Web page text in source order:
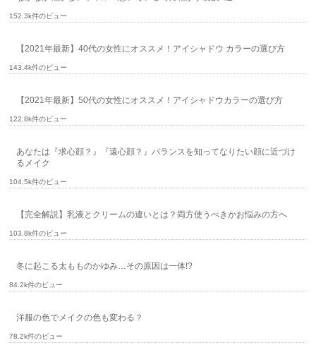
152.3k件のビュー
【2021年最新】40代の女性にオススメ！アイシャドウ カラーの選び方
143.4k件のビュー
【2021年最新】50代の女性にオススメ！アイシャドウカラーの選び方
122.8k件のビュー
あなたは『求心顔？』『遠心顔？』バランスを知ってなりたい顔に近づけ
るメイク
104.5k件のビュー
【完全解説】乳液とクリームの違いとは？両方使うべきかお悩みの方へ
103.8k件のビュー
冬に起こる太もものかゆみ…その原因は一体!?
84.2k件のビュー
洋服の色でメイクの色も変わる？
78.2k件のビュー